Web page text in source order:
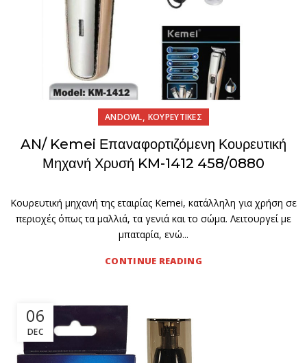
ANDOWL, ΚΟΥΡΕΥΤΙΚΕΣ
AN/ Kemei Επαναφορτιζόμενη Κουρευτική
Μηχανή Χρυσή KM-1412 458/0880
Κουρευτική μηχανή της εταιρίας Kemei, κατάλληλη για χρήση σε
περιοχές όπως τα μαλλιά, τα γενιά και το σώμα. Λειτουργεί με
μπαταρία, ενώ...
CONTINUE READING
06
DEC